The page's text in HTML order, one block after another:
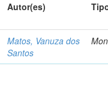
Autor(es)
Matos, Vanuza dos
Santos